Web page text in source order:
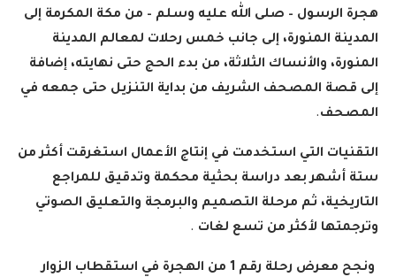
هجرة الرسول – صلى الله عليه وسلم – من مكة المكرمة إلى
المدينة المنورة، إلى جانب خمس رحلات لمعالم المدينة
المنورة، والأنساك الثلاثة، من بدء الحج حتى نهايته، إضافة
إلى قصة المصحف الشريف من بداية التنزيل حتى جمعه في
المصحف.
التقنيات التي استخدمت في إنتاج الأعمال استغرقت أكثر من
ستة أشهر بعد دراسة بحثية محكمة وتدقيق للمراجع
التاريخية، ثم مرحلة التصميم والبرمجة والتعليق الصوتي
وترجمتها لأكثر من تسع لغات .
ونجح معرض رحلة رقم 1 من الهجرة في استقطاب الزوار